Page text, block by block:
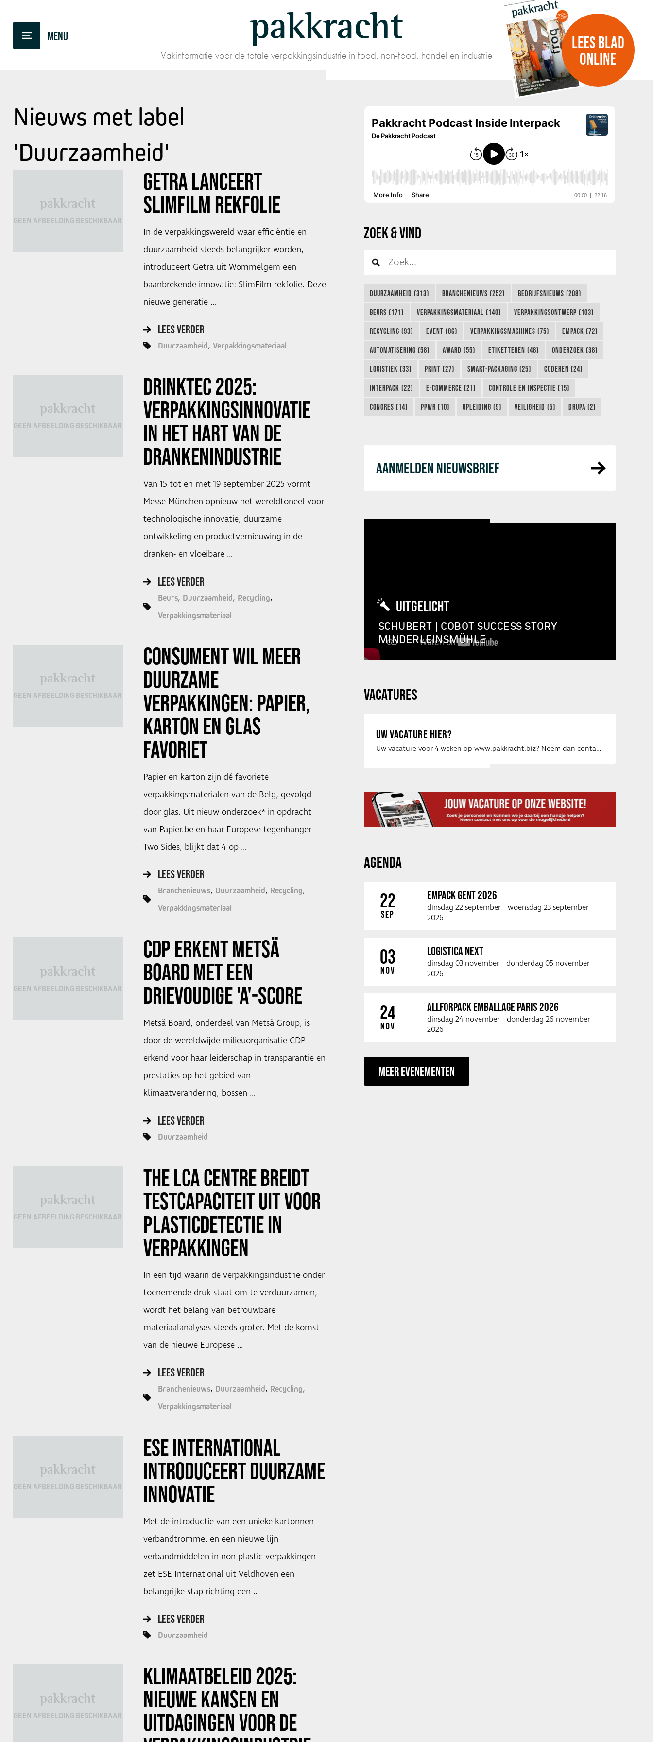
pakkracht
Vakinformatie voor de totale verpakkingsindustrie in food, non-food, handel en industrie
LEES BLAD
ONLINE
Nieuws met label
'Duurzaamheid'
pakkracht
GEEN AFBEELDING BESCHIKBAAR
GETRA LANCEERT
SLIMFILM REKFOLIE
In de verpakkingswereld waar efficiëntie en
duurzaamheid steeds belangrijker worden,
introduceert Getra uit Wommelgem een
baanbrekende innovatie: SlimFilm rekfolie. Deze
nieuwe generatie …
LEES VERDER
Duurzaamheid Verpakkingsmateriaal
pakkracht
GEEN AFBEELDING BESCHIKBAAR
DRINKTEC 2025:
VERPAKKINGSINNOVATIE
IN HET HART VAN DE
DRANKENINDUSTRIE
Van 15 tot en met 19 september 2025 vormt
Messe München opnieuw het wereldtoneel voor
technologische innovatie, duurzame
ontwikkeling en productvernieuwing in de
dranken- en vloeibare …
LEES VERDER
Beurs Duurzaamheid Recycling
Verpakkingsmateriaal
pakkracht
GEEN AFBEELDING BESCHIKBAAR
CONSUMENT WIL MEER
DUURZAME
VERPAKKINGEN: PAPIER,
KARTON EN GLAS
FAVORIET
Papier en karton zijn dé favoriete
verpakkingsmaterialen van de Belg, gevolgd
door glas. Uit nieuw onderzoek* in opdracht
van Papier.be en haar Europese tegenhanger
Two Sides, blijkt dat 4 op …
LEES VERDER
Branchenieuws Duurzaamheid Recycling
Verpakkingsmateriaal
pakkracht
GEEN AFBEELDING BESCHIKBAAR
CDP ERKENT METSÄ
BOARD MET EEN
DRIEVOUDIGE 'A'-SCORE
Metsä Board, onderdeel van Metsä Group, is
door de wereldwijde milieuorganisatie CDP
erkend voor haar leiderschap in transparantie en
prestaties op het gebied van
klimaatverandering, bossen …
LEES VERDER
Duurzaamheid
pakkracht
GEEN AFBEELDING BESCHIKBAAR
THE LCA CENTRE BREIDT
TESTCAPACITEIT UIT VOOR
PLASTICDETECTIE IN
VERPAKKINGEN
In een tijd waarin de verpakkingsindustrie onder
toenemende druk staat om te verduurzamen,
wordt het belang van betrouwbare
materiaalanalyses steeds groter. Met de komst
van de nieuwe Europese …
LEES VERDER
Branchenieuws Duurzaamheid Recycling
Verpakkingsmateriaal
pakkracht
GEEN AFBEELDING BESCHIKBAAR
ESE INTERNATIONAL
INTRODUCEERT DUURZAME
INNOVATIE
Met de introductie van een unieke kartonnen
verbandtrommel en een nieuwe lijn
verbandmiddelen in non-plastic verpakkingen
zet ESE International uit Veldhoven een
belangrijke stap richting een …
LEES VERDER
Duurzaamheid
pakkracht
GEEN AFBEELDING BESCHIKBAAR
KLIMAATBELEID 2025:
NIEUWE KANSEN EN
UITDAGINGEN VOOR DE
ZOEK & VIND
DUURZAAMHEID (313) BRANCHENIEUWS (252) BEDRIJFSNIEUWS (208)
BEURS (171) VERPAKKINGSMATERIAAL (140) VERPAKKINGSONTWERP (103)
RECYCLING (93) EVENT (86) VERPAKKINGSMACHINES (75) EMPACK (72)
AUTOMATISERING (58) AWARD (55) ETIKETTEREN (48) ONDERZOEK (38)
LOGISTIEK (33) PRINT (27) SMART-PACKAGING (25) CODEREN (24)
INTERPACK (22) E-COMMERCE (21) CONTROLE EN INSPECTIE (15)
CONGRES (14) PPWR (10) OPLEIDING (9) VEILIGHEID (5) DRUPA (2)
AANMELDEN NIEUWSBRIEF
UITGELICHT
SCHUBERT | COBOT SUCCESS STORY
MINDERLEINSMÜHLE
VACATURES
UW VACATURE HIER?
Uw vacature voor 4 weken op www.pakkracht.biz? Neem dan contact op met Yannick van …
AGENDA
22
SEP
EMPACK GENT 2026
dinsdag 22 september - woensdag 23 september
2026
03
NOV
LOGISTICA NEXT
dinsdag 03 november - donderdag 05 november
2026
24
NOV
ALLFORPACK EMBALLAGE PARIS 2026
dinsdag 24 november - donderdag 26 november
2026
MEER EVENEMENTEN